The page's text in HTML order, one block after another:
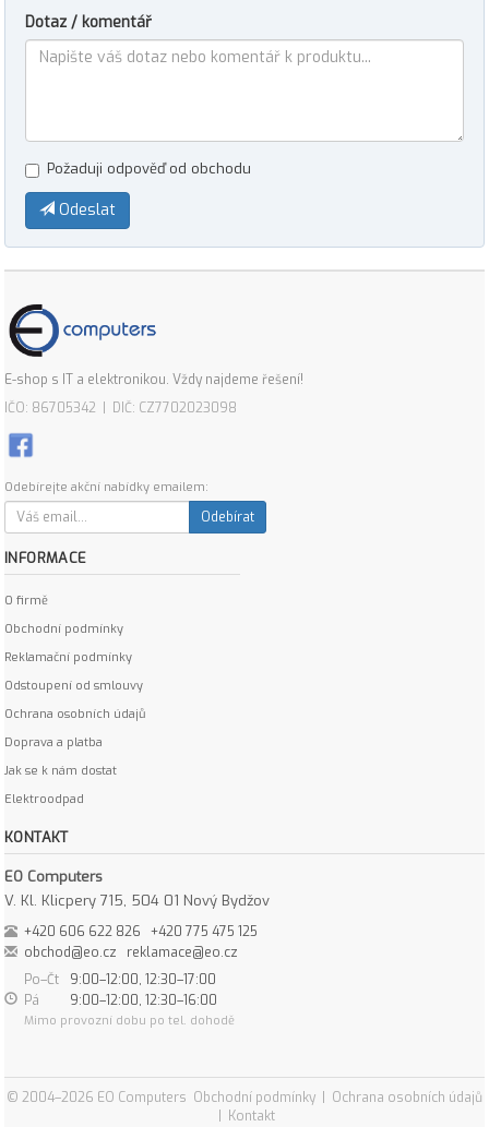
Dotaz / komentář
Požaduji odpověď od obchodu
Odeslat
E-shop s IT a elektronikou. Vždy najdeme řešení!
IČO: 86705342 | DIČ: CZ7702023098
Odebírejte akční nabídky emailem:
Odebírat
INFORMACE
O firmě
Obchodní podmínky
Reklamační podmínky
Odstoupení od smlouvy
Ochrana osobních údajů
Doprava a platba
Jak se k nám dostat
Elektroodpad
KONTAKT
EO Computers
V. Kl. Klicpery 715, 504 01 Nový Bydžov
+420 606 622 826
+420 775 475 125
obchod@eo.cz
reklamace@eo.cz
Po–Čt
9:00–12:00, 12:30–17:00
Pá
9:00–12:00, 12:30–16:00
Mimo provozní dobu po tel. dohodě
© 2004–2026 EO Computers Obchodní podmínky
Ochrana osobních údajů
Kontakt